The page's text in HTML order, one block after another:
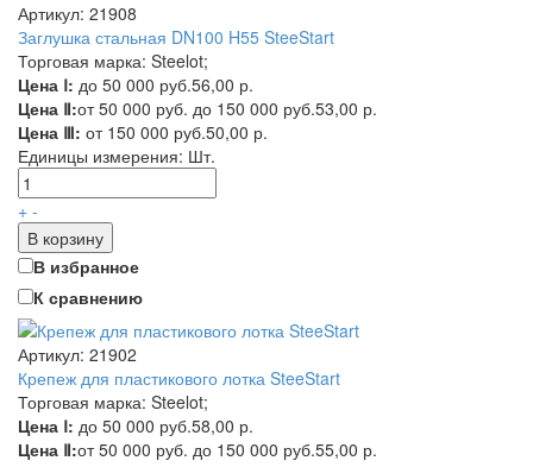
Артикул: 21908
Заглушка стальная DN100 H55 SteeStart
Торговая марка: Steelot;
Цена Ⅰ: до 50 000 руб.56,00 р.
Цена Ⅱ:от 50 000 руб. до 150 000 руб.53,00 р.
Цена Ⅲ: от 150 000 руб.50,00 р.
Единицы измерения: Шт.
+ -
В корзину
В избранное
К сравнению
Артикул: 21902
Крепеж для пластикового лотка SteeStart
Торговая марка: Steelot;
Цена Ⅰ: до 50 000 руб.58,00 р.
Цена Ⅱ:от 50 000 руб. до 150 000 руб.55,00 р.